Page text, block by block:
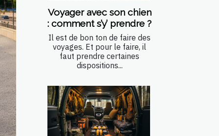
Voyager avec son chien
: comment s’y’ prendre ?
Il est de bon ton de faire des
voyages. Et pour le faire, il
faut prendre certaines
dispositions...